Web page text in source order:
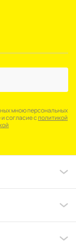
мною персональных
согласие сполитикой